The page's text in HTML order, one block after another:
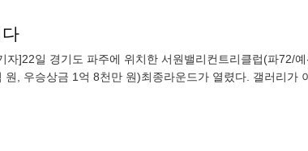
자]22일 경기도 파주에 위치한 서원밸리컨트리클럽(파72/
, 우승상금 1억 8천만 원)최종라운드가 열렸다. 갤러리가